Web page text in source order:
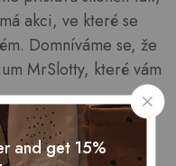
akci, ve které se
Domníváme se, že
MrSlotty, které vám
and get 15%